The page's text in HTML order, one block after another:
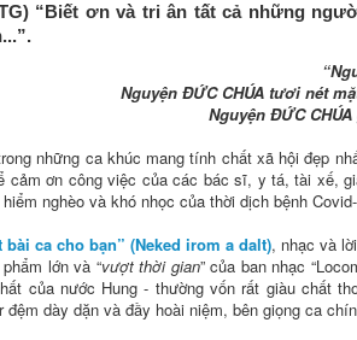
“Biết ơn và tri ân tất cả những
Nguyện ĐỨC CHÚA tươi nét
Nguyện ĐỨC
những ca khúc mang tính chất xã hội đẹp
cảm ơn công việc của các bác sĩ, y tá, tài xế,
nghèo và khó nhọc của thời dịch bệnh
bài ca cho bạn” (Neked irom a dalt), nhạc và
lớn và “vượt thời gian” của ban nhạc
của nước Hung - thường vốn rất giàu chất
đệm dày dặn và đầy hoài niệm, bên giọng ca